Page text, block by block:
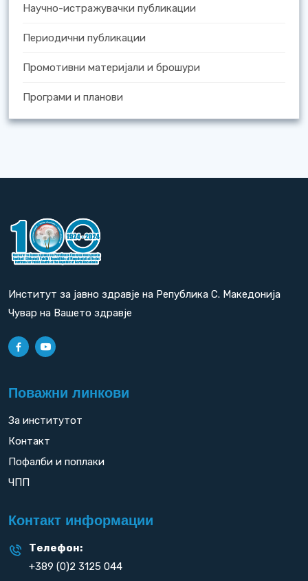
Научно-истражувачки публикации
Периодични публикации
Промотивни материјали и брошури
Програми и планови
Институт за јавно здравје на Република С. Македонија
Чувар на Вашето здравје
Поважни линкови
За институтот
Контакт
Пофалби и поплаки
ЧПП
Контакт информации
Телефон:
+389 (0)2 3125 044